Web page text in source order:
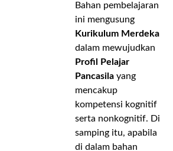
Bahan pembelajaran
ini mengusung
Kurikulum Merdeka
dalam mewujudkan
Profil Pelajar
Pancasilayang
mencakup
kompetensi kognitif
serta nonkognitif. Di
samping itu, apabila
di dalam bahan